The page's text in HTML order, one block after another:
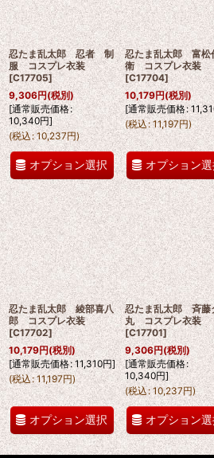
忍たま乱太郎 忍者 制
服 コスプレ衣装
[C17705]
9,306円(税別)
[通常販売価格:
10,340円]
(税込: 10,237円)
オプション選択
忍たま乱太郎 富松
衛 コスプレ衣装
[C17704]
10,179円(税別)
[通常販売価格:
(税込: 11,197円)
オプション
忍たま乱太郎 綾部喜八
郎 コスプレ衣装
[C17702]
10,179円(税別)
[通常販売価格: 11,310円]
(税込: 11,197円)
オプション選択
忍たま乱太郎 斉藤
丸 コスプレ衣装
[C17701]
9,306円(税別)
[通常販売価格:
10,340円]
(税込: 10,237円)
オプション